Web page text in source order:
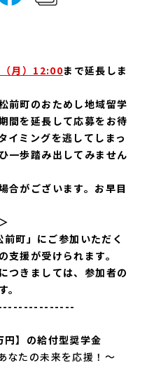
月）12:00まで延長しま
前町のおためし地域留学
間を延長して応募をお待
イミングを逃してしまっ
一歩踏み出してみません
合がございます。お早目
町」にご参加いただく
支援が受けられます。
つきましては、参加者の
】の給付型奨学金
なたの未来を応援！～